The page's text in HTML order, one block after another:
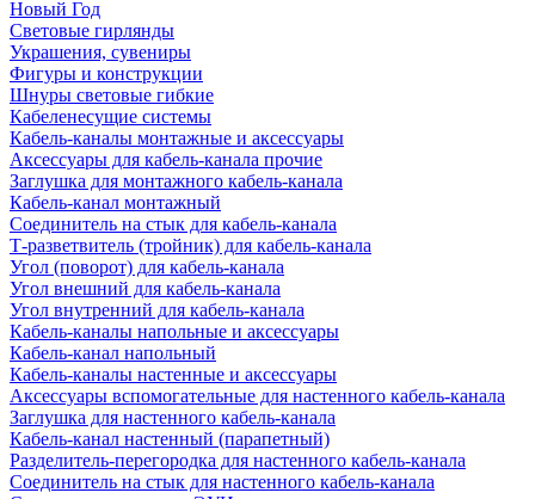
Новый Год
Световые гирлянды
Украшения, сувениры
Фигуры и конструкции
Шнуры световые гибкие
Кабеленесущие системы
Кабель-каналы монтажные и аксессуары
Аксессуары для кабель-канала прочие
Заглушка для монтажного кабель-канала
Кабель-канал монтажный
Соединитель на стык для кабель-канала
Т-разветвитель (тройник) для кабель-канала
Угол (поворот) для кабель-канала
Угол внешний для кабель-канала
Угол внутренний для кабель-канала
Кабель-каналы напольные и аксессуары
Кабель-канал напольный
Кабель-каналы настенные и аксессуары
Аксессуары вспомогательные для настенного кабель-канала
Заглушка для настенного кабель-канала
Кабель-канал настенный (парапетный)
Разделитель-перегородка для настенного кабель-канала
Соединитель на стык для настенного кабель-канала